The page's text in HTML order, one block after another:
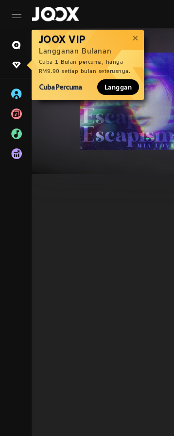
JOOX VIP
Langganan Bulanan
Cuba 1 Bulan percuma, hanya
RM9.90 setiap bulan seterusnya.
Cuba Percuma Langgan